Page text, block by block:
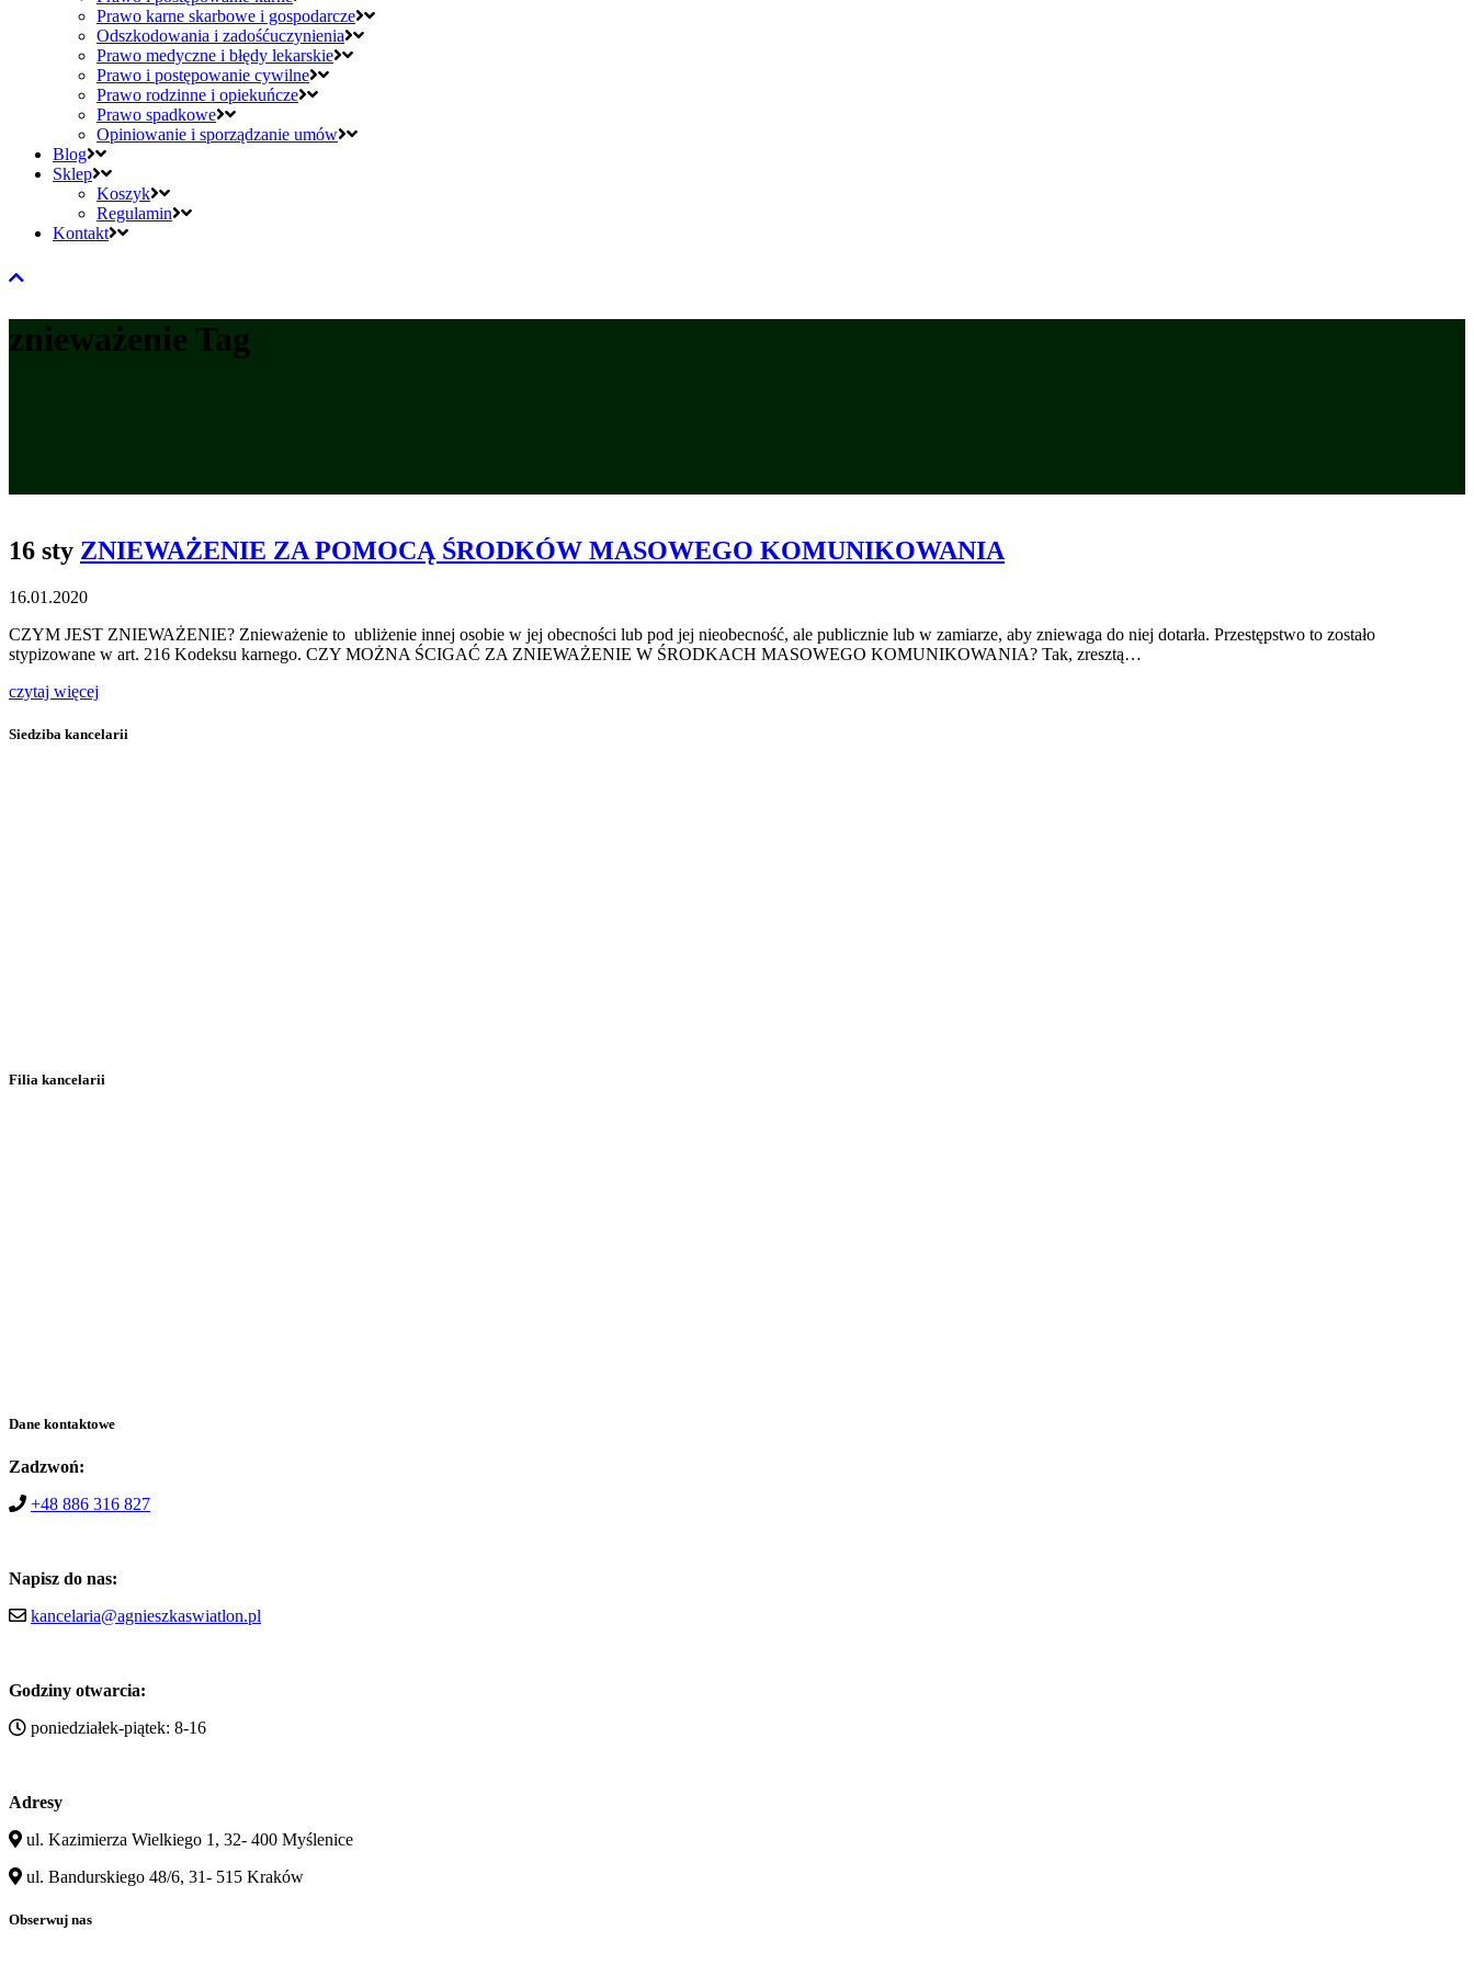
Prawo karne skarbowe i gospodarcze
Odszkodowania i zadośćuczynienia
Prawo medyczne i błędy lekarskie
Prawo i postępowanie cywilne
Prawo rodzinne i opiekuńcze
Prawo spadkowe
Opiniowanie i sporządzanie umów
Blog
Sklep
Koszyk
Regulamin
Kontakt
znieważenie Tag
16 sty ZNIEWAŻENIE ZA POMOCĄ ŚRODKÓW MASOWEGO KOMUNIKOWANIA
16.01.2020
CZYM JEST ZNIEWAŻENIE? Znieważenie to ubliżenie innej osobie w jej obecności lub pod jej nieobecność, ale publicznie lub w zamiarze, aby zniewaga do niej dotarła. Przestępstwo to zostało
stypizowane w art. 216 Kodeksu karnego. CZY MOŻNA ŚCIGAĆ ZA ZNIEWAŻENIE W ŚRODKACH MASOWEGO KOMUNIKOWANIA? Tak, zresztą…
czytaj więcej
Siedziba kancelarii
Filia kancelarii
Dane kontaktowe
Zadzwoń:
+48 886 316 827
Napisz do nas:
kancelaria@agnieszkaswiatlon.pl
Godziny otwarcia:
poniedziałek-piątek: 8-16
Adresy
ul. Kazimierza Wielkiego 1, 32- 400 Myślenice
ul. Bandurskiego 48/6, 31- 515 Kraków
Obserwuj nas